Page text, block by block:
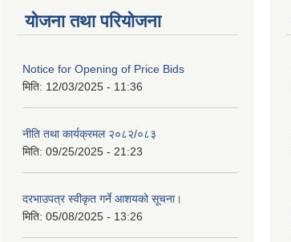
योजना तथा परियोजना
Notice for Opening of Price Bids
मिति: 12/03/2025 - 11:36
नीति तथा कार्यक्रमल २०८२/०८३
मिति: 09/25/2025 - 21:23
दरभाउपत्र स्वीकृत गर्ने आशयको सूचना।
मिति: 05/08/2025 - 13:26